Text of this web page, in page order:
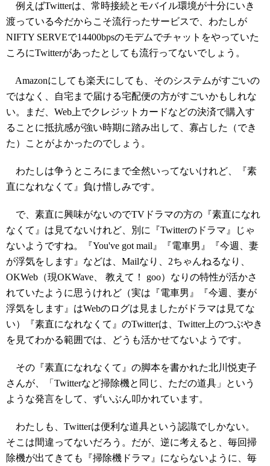
例えばTwitterは、常時接続とモバイル環境が十分にいき
渡っている今だからこそ流行ったサービスで、わたしが
NIFTY SERVEで14400bpsのモデムでチャットをやっていた
ころにTwitterがあったとしても流行ってないでしょう。
Amazonにしても楽天にしても、そのシステムがすごいの
ではなく、自宅まで届ける宅配便の方がすごいかもしれな
い。まだ、Web上でクレジットカードなどの決済で購入す
ることに抵抗感が強い時期に踏み出して、寡占した（でき
た）ことがよかったのでしょう。
わたしは争うところにまで全然いってないけれど、『素
直になれなくて』負け惜しみです。
で、素直に興味がないのでTVドラマの方の『素直になれ
なくて』は見てないけれど、別に『Twitterのドラマ』じゃ
ないようですね。『You've got mail』『電車男』『今週、妻
が浮気をします』などは、Mailなり、2ちゃんねるなり、
OKWeb（現OKWave、 教えて！ goo）なりの特性が活かさ
れていたように思うけれど（実は『電車男』『今週、妻が
浮気をします』はWebのログは見ましたがドラマは見てな
い）『素直になれなくて』のTwitterは、Twitter上のつぶやき
を見てわかる範囲では、どうも活かせてないようです。
その『素直になれなくて』の脚本を書かれた北川悦吏子
さんが、「Twitterなど掃除機と同じ、ただの道具」という
ような発言をして、ずいぶん叩かれています。
わたしも、Twitterは便利な道具という認識でしかない。
そこは間違ってないだろう。だが、逆に考えると、毎回掃
除機が出てきても『掃除機ドラマ』にならないように、毎